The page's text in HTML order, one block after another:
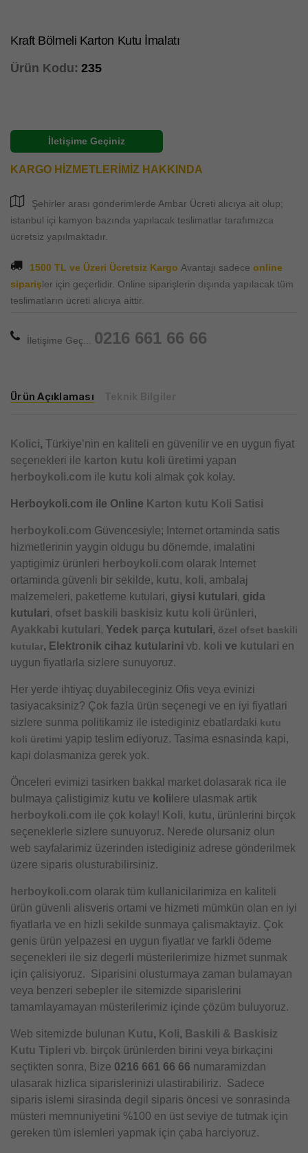
Kraft Bölmeli Karton Kutu İmalatı
Ürün Kodu: 235
İletişime Geçiniz
KARGO HİZMETLERİMİZ HAKKINDA
Şehirler arası gönderimlerde Ambar Ücreti alıcıya ait olup;
istanbul içi kamyon bazında yapılacak teslimatlar tarafımızca
ücretsiz yapılmaktadır.
1500 TL ve Üzeri Ücretsiz Kargo Avantajı sadece online
siparişler için geçerlidir. Online siparişlerin dışında yapılacak tüm
teslimatların ücreti alıcıya aittir.
İletişime Geç... 0216 661 66 66
Ürün Açıklaması
Kolici, Türkiye’nin en kaliteli en güvenilir ve en uygun fiyat
seçenekleri ile karton kutu koli üretimi yapan
herboykoli.com ile kutu koli almak çok kolay.
Herboykoli.com ile Online Karton kutu Koli Satisi
herboykoli.com Güvencesiyle; Internet ortaminda satis
hizmetlerinin yaygin oldugu bu dönemde, imalatini
yaptigimiz ürünleri herboykoli.com olarak Internet
ortaminda güvenli bir sekilde, kutu, koli, ambalaj
malzemeleri, paketleme kutulari, giysi kutulari, gida
kutulari, ofset baskili baskisiz kutu koli ürünleri,
Ayakkabi kutulari, Yedek parça kutulari, özel ofset baskili
kutular, Elektronik cihaz kutularini vb. koli ve kutulari en
uygun fiyatlarla sizlere sunuyoruz.
Her yerde ihtiyaç duyabileceginiz Ofis veya evinizi
tasiyacaksiniz? Çok fazla ürün seçenegi ve en iyi fiyatlari
sizlere sunma politikamiz ile istediginiz ebatlardaki kutu
koli üretimi yapip teslim ediyoruz. Tasima esnasinda kapi,
kapi dolasmaniza gerek yok.
Önceleri evimizi tasirken bakkal market dolasarak rica ile
bulmaya çalistigimiz kutu ve koli lere ulasmak artik
herboykoli.com ile çok kolay! Koli, kutu, ürünlerini birçok
seçeneklerle sizlere sunuyoruz. Nerede olursaniz olun
web sayfalarimiz üzerinden istediginiz adrese gönderilmek
üzere siparis olusturabilirsiniz.
herboykoli.com olarak tüm kullanicilarimiza en kaliteli
ürün güvenli alisveris ortami ve hizmeti mümkün olan en iyi
fiyatlarla ve en hizli sekilde sunmaya çalismaktayiz. Çok
genis ürün yelpazesi en uygun fiyatlar ve farkli ödeme
seçenekleri ile siz degerli müsterilerimize hizmet sunmak
için çalisiyoruz. Siparisini olusturmaya zaman bulamayan
veya benzeri sebepler ile sitemizde siparislerini
tamamlayamayan müsterilerimiz içinde çözüm buluyoruz.
Web sitemizde bulunan Kutu, Koli, Baskili & Baskisiz
Kutu Tipleri vb. birçok ürünlerden birini veya birkaçini
seçtikten sonra, Bize 0216 661 66 66 numaramizdan
ulasarak hizlica siparislerinizi ulastirabiliriz. Sadece
siparis islemi sirasinda degil siparis öncesi ve sonrasinda
müsteri memnuniyetini %100 en üst seviye de tutmak için
gereken tüm islemleri yapmak için çaba harciyoruz.